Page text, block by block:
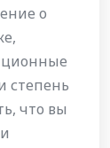
о
степень
что вы